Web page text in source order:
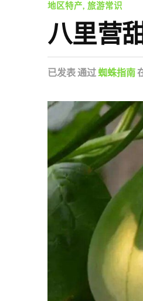
地区特产, 旅游常识
八里营
已发表通过蜘蛛指南